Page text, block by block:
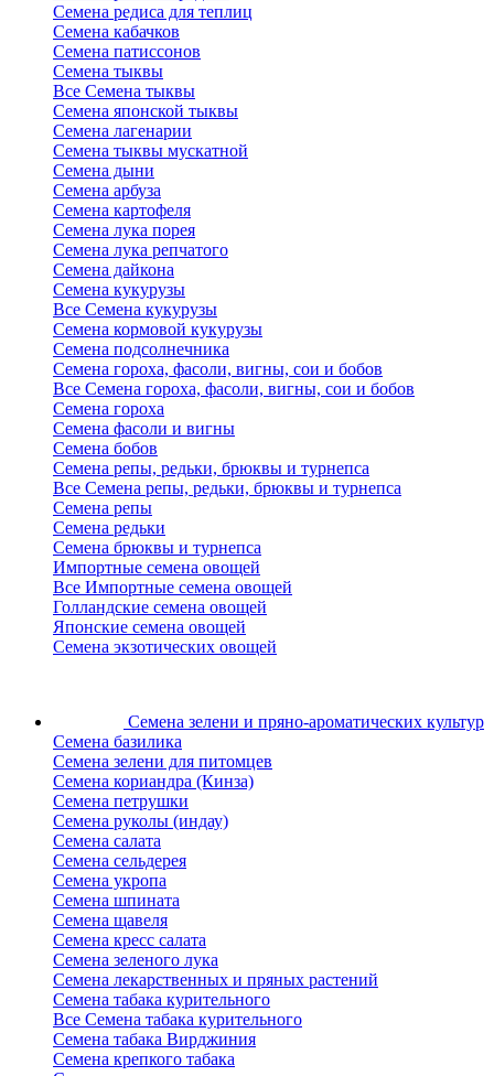
Семена редиса для теплиц
Семена кабачков
Семена патиссонов
Семена тыквы
Все Семена тыквы
Семена японской тыквы
Семена лагенарии
Семена тыквы мускатной
Семена дыни
Семена арбуза
Семена картофеля
Семена лука порея
Семена лука репчатого
Семена дайкона
Семена кукурузы
Все Семена кукурузы
Семена кормовой кукурузы
Семена подсолнечника
Семена гороха, фасоли, вигны, сои и бобов
Все Семена гороха, фасоли, вигны, сои и бобов
Семена гороха
Семена фасоли и вигны
Семена бобов
Семена репы, редьки, брюквы и турнепса
Все Семена репы, редьки, брюквы и турнепса
Семена репы
Семена редьки
Семена брюквы и турнепса
Импортные семена овощей
Все Импортные семена овощей
Голландские семена овощей
Японские семена овощей
Семена экзотических овощей
Семена зелени и пряно-ароматических культур
Семена базилика
Семена зелени для питомцев
Семена кориандра (Кинза)
Семена петрушки
Семена руколы (индау)
Семена салата
Семена сельдерея
Семена укропа
Семена шпината
Семена щавеля
Семена кресс салата
Семена зеленого лука
Семена лекарственных и пряных растений
Семена табака курительного
Все Семена табака курительного
Семена табака Вирджиния
Семена крепкого табака